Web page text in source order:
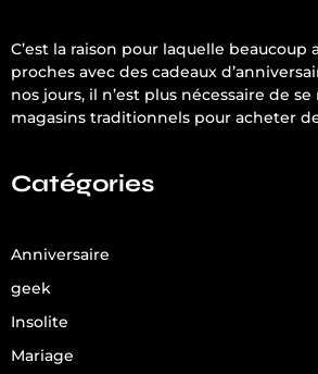
C’est la raison pour laquelle beaucoup
proches avec des cadeaux
nos jours, il n’est plus nécessaire de
magasins traditionnels pour acheter
Catégories
Anniversaire
geek
Insolite
Mariage